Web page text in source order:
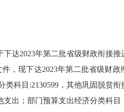
下达2023年第二批省级财政衔接
件，现下达2023年第二批省级财政
类科目 :2130599 ，其他巩固脱贫
支出；部门预算支出经济分类科目